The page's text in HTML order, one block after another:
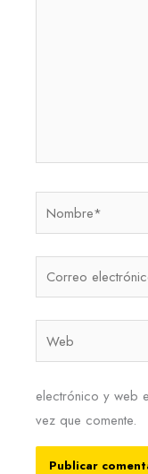
Nombre*
electrónico y web
vez que comente.